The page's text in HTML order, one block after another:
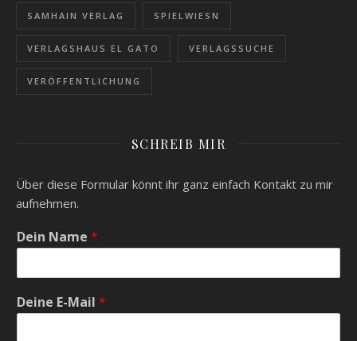
SAMHAIN VERLAG SPIELWIESN
VERLAGSHAUS EL GATO VERLAGSSUCHE
VERÖFFENTLICHUNG
SCHREIB MIR
Über diese Formular könnt ihr ganz einfach Kontakt zu mir
aufnehmen.
Dein Name *
Deine E-Mail *